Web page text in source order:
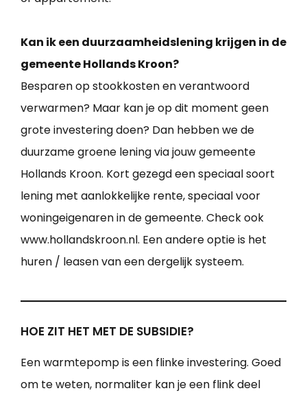
Kan ik een duurzaamheidslening krijgen in de
gemeente Hollands Kroon?
Besparen op stookkosten en verantwoord
verwarmen? Maar kan je op dit moment geen
grote investering doen? Dan hebben we de
duurzame groene lening via jouw gemeente
Hollands Kroon. Kort gezegd een speciaal soort
lening met aanlokkelijke rente, speciaal voor
woningeigenaren in de gemeente. Check ook
www.hollandskroon.nl. Een andere optie is het
huren / leasen van een dergelijk systeem.
HOE ZIT HET MET DE SUBSIDIE?
Een warmtepomp is een flinke investering. Goed
om te weten, normaliter kan je een flink deel